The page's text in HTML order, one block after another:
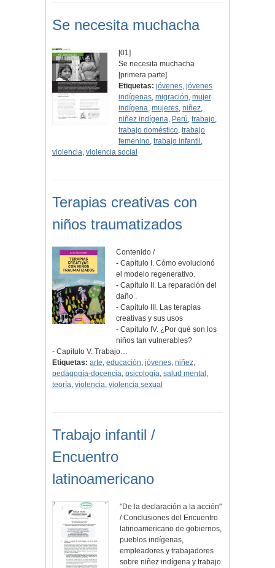
Se necesita muchacha
[01]
Se necesita muchacha
[primera parte]
Etiquetas: jóvenes,jóvenes
indígenas,migración,mujer
indígena,mujeres,niñez,
niñez indígena, Perú,trabajo,
trabajo doméstico,trabajo
femenino,trabajo infantil ,
violencia, violencia social
Terapias creativas con
niños traumatizados
Contenido /
- Capítulo I. Cómo evolucionó
el modelo regenerativo.
- Capítulo II. La reparación del
daño .
- Capítulo III. Las terapias
creativas y sus usos
- Capítulo IV. ¿Por qué son los
niños tan vulnerables?
- Capítulo V. Trabajo…
Etiquetas: arte, educación, jóvenes, niñez,
pedagogía-docencia, psicología, salud mental ,
teoría, violencia, violencia sexual
Trabajo infantil /
Encuentro
latinoamericano
"De la declaración a la acción"
/ Conclusiones del Encuentro
latinoamericano de gobiernos,
pueblos indígenas,
empleadores y trabajadores
sobre niñez indígena y trabajo